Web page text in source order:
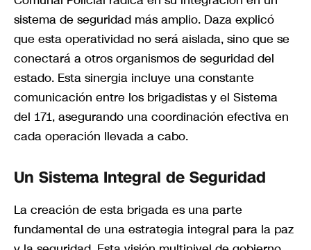
sistema de seguridad más amplio. Daza explicó
que esta operatividad no será aislada, sino que se
conectará a otros organismos de seguridad del
estado. Esta sinergia incluye una constante
comunicación entre los brigadistas y el Sistema
del 171, asegurando una coordinación efectiva en
cada operación llevada a cabo.
Un Sistema Integral de Seguridad
La creación de esta brigada es una parte
fundamental de una estrategia integral para la paz